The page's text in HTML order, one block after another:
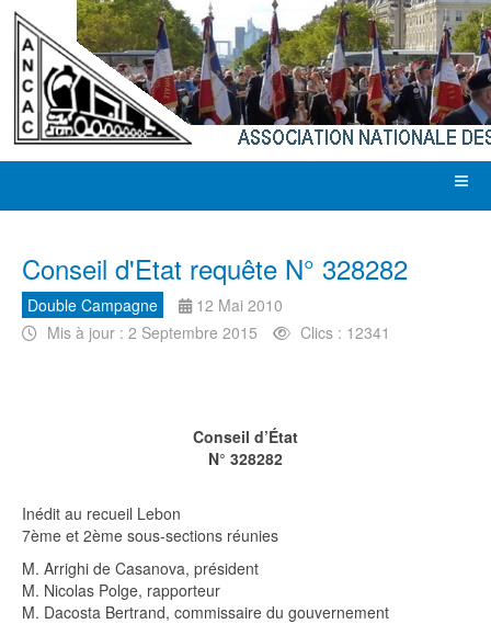
Conseil d'Etat requête N° 328282
Double Campagne
12 Mai 2010
Mis à jour : 2 Septembre 2015
Clics : 12341
Conseil d’État
N° 328282
Inédit au recueil Lebon
7ème et 2ème sous-sections réunies
M. Arrighi de Casanova, président
M. Nicolas Polge, rapporteur
M. Dacosta Bertrand, commissaire du gouvernement